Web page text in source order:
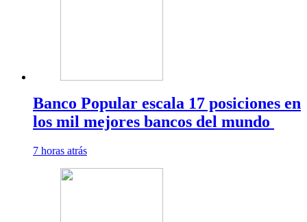
Banco Popular escala 17 posiciones en
los mil mejores bancos del mundo
7 horas atrás